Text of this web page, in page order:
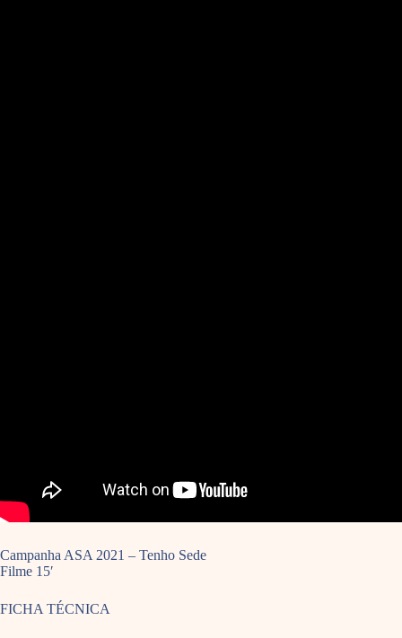
Campanha ASA 2021 – Tenho Sede
Filme 15′
FICHA TÉCNICA